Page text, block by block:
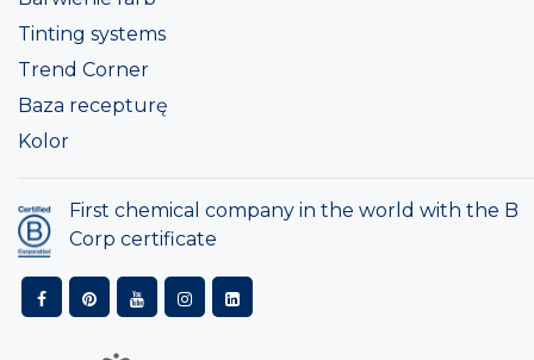
Tinting systems
Trend Corner
Baza recepturę
Kolor
First chemical company in the world with the B
Corp certificate